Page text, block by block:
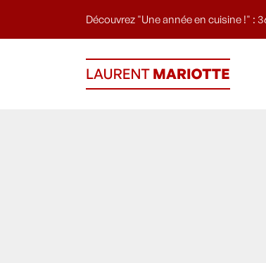
Découvrez "Une année en cuisine !" :